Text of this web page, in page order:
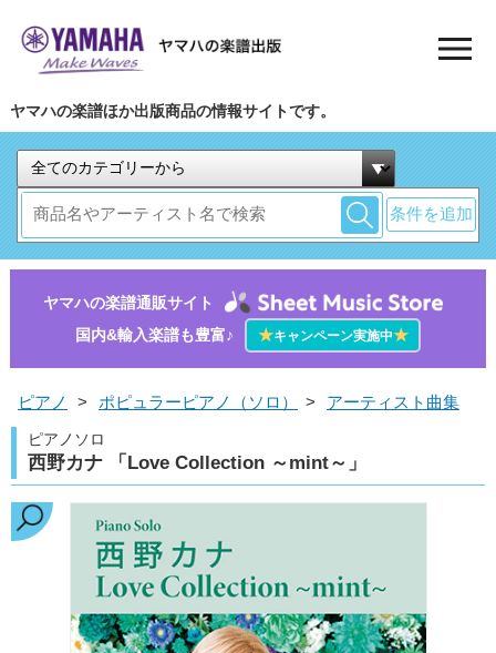
ヤマハの楽譜ほか出版商品の情報サイトです。
条件を追加
ヤマハの楽譜通販サイト
国内&輸入楽譜も豊富♪
★キャンペーン実施中★
ピアノ > ポピュラーピアノ（ソロ） > アーティスト曲集
ピアノソロ
西野カナ 「Love Collection ～mint～」